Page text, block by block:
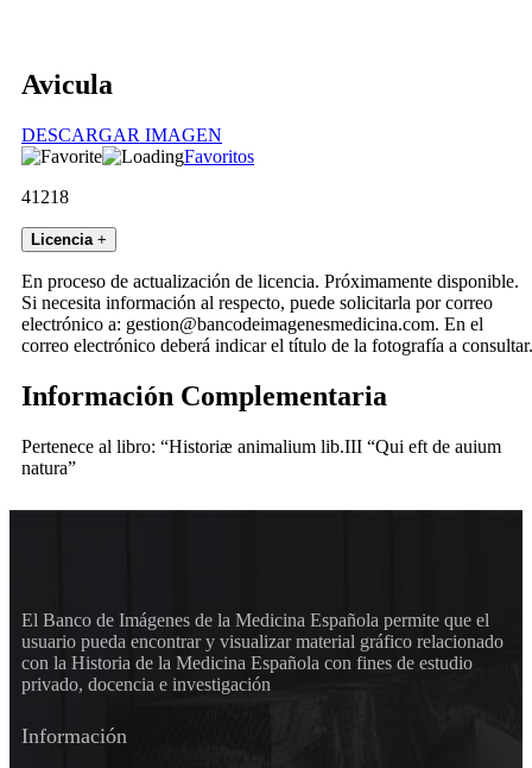
Avicula
DESCARGAR IMAGEN
Favoritos
41218
Licencia +
En proceso de actualización de licencia. Próximamente disponible.
Si necesita información al respecto, puede solicitarla por correo
electrónico a: gestion@bancodeimagenesmedicina.com. En el
correo electrónico deberá indicar el título de la fotografía a consultar.
Información Complementaria
Pertenece al libro: “Historiæ animalium lib.III “Qui eft de auium
natura”
El Banco de Imágenes de la Medicina Española permite que el
usuario pueda encontrar y visualizar material gráfico relacionado
con la Historia de la Medicina Española con fines de estudio
privado, docencia e investigación
Información